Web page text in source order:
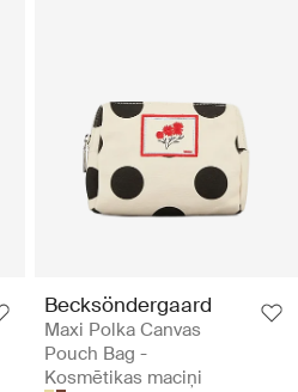
Becksöndergaard
Maxi Polka Canvas
Pouch Bag -
Kosmētikas maciņi